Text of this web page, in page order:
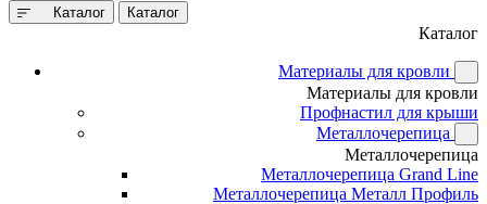
Каталог Каталог
Каталог
Материалы для кровли
Материалы для кровли
Профнастил для крыши
Металлочерепица
Металлочерепица
Металлочерепица Grand Line
Металлочерепица Металл Профиль